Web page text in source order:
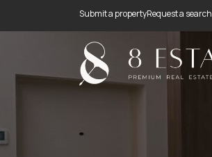
Submit a propertyRequest a search